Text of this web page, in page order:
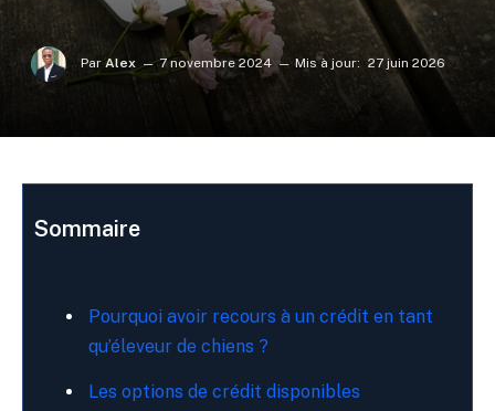
Par Alex 7 novembre 2024 Mis à jour: 27 juin 2026
Sommaire
Pourquoi avoir recours à un crédit en tant
qu’éleveur de chiens ?
Les options de crédit disponibles